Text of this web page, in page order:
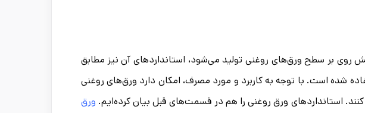
روی بر سطح ورق‌های روغنی تولید می‌شود، استانداردهای آن نیز مطابق
شده است. با توجه به کاربرد و مورد مصرف، امکان دارد ورق‌های روغنی
کنند. استانداردهای ورق روغنی را هم در قسمت‌های قبل بیان کرده‌ایم. ورق